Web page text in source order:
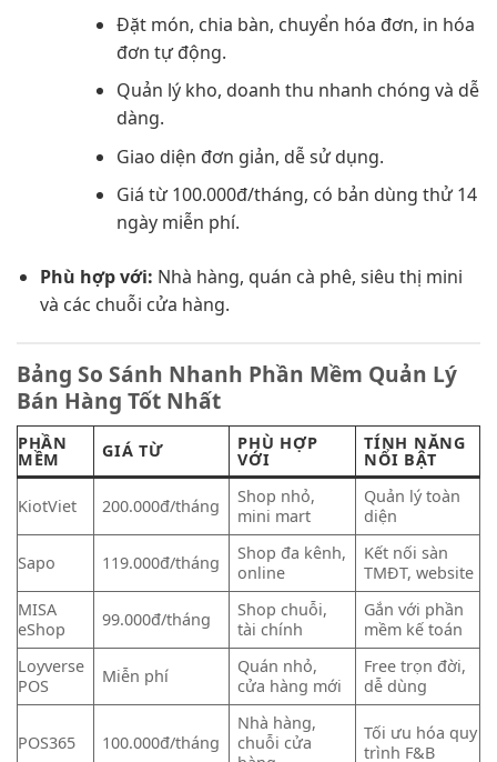
Đặt món, chia bàn, chuyển hóa đơn, in hóa
đơn tự động.
Quản lý kho, doanh thu nhanh chóng và dễ
dàng.
Giao diện đơn giản, dễ sử dụng.
Giá từ 100.000đ/tháng, có bản dùng thử 14
ngày miễn phí.
Phù hợp với: Nhà hàng, quán cà phê, siêu thị mini
và các chuỗi cửa hàng.
Bảng So Sánh Nhanh Phần Mềm Quản Lý
Bán Hàng Tốt Nhất
PHẦN
MỀM GIÁ TỪ PHÙ HỢP
VỚI
TÍNH NĂNG
NỔI BẬT
KiotViet 200.000đ/tháng
Shop nhỏ,
mini mart
Quản lý toàn
diện
Sapo 119.000đ/tháng
Shop đa kênh,
online
Kết nối sàn
TMĐT, website
MISA
eShop
99.000đ/tháng
Shop chuỗi,
tài chính
Gắn với phần
mềm kế toán
Loyverse
POS
Miễn phí
Quán nhỏ,
cửa hàng mới
Free trọn đời,
dễ dùng
POS365 100.000đ/tháng
Nhà hàng,
chuỗi cửa
Tối ưu hóa quy
trình F&B